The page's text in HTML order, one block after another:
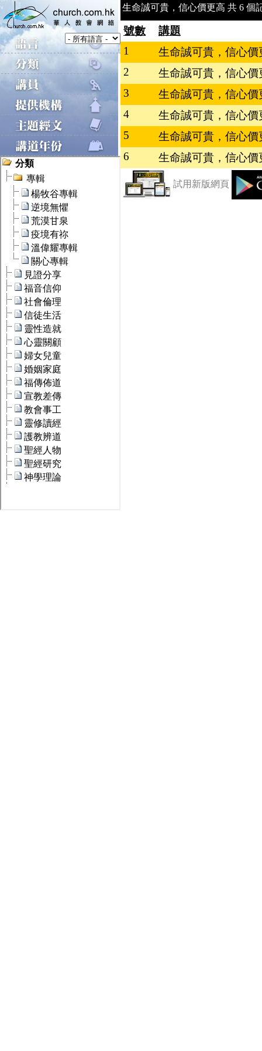
生命誠可貴，信心價更高 共 6 個
號數
講題
1
生命誠可貴，信心價
2
生命誠可貴，信心價
3
生命誠可貴，信心價
4
生命誠可貴，信心價
5
生命誠可貴，信心價
6
生命誠可貴，信心價
試用新版網頁